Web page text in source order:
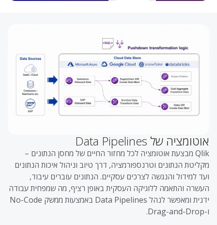
אוטומציה של Data Pipelines
Qlik מבצעת אוטומציה לכל מחזור החיים של מחסן הנתונים –
מקליטת הנתונים וטרנספורמציה, דרך טיוב וניהול איכות הנתונים
ועד למידול והנגשה לצרכים עסקיים. הנתונים עוברים עיבוד,
העשרה והתאמה ללוגיקה העסקית באופן רציף, מה שמפחית עבודה
ידנית ומאפשר לנהל Data Pipelines באמצעות ממשק No-Code
ו-Drag-and-Drop.